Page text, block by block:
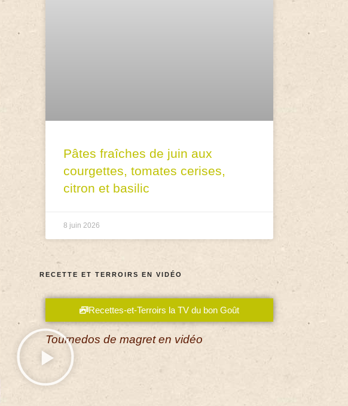
Pâtes fraîches de juin aux
courgettes, tomates cerises,
citron et basilic
8 juin 2026
RECETTE ET TERROIRS EN VIDÉO
Recettes-et-Terroirs la TV du bon Goût
Tournedos de magret en vidéo